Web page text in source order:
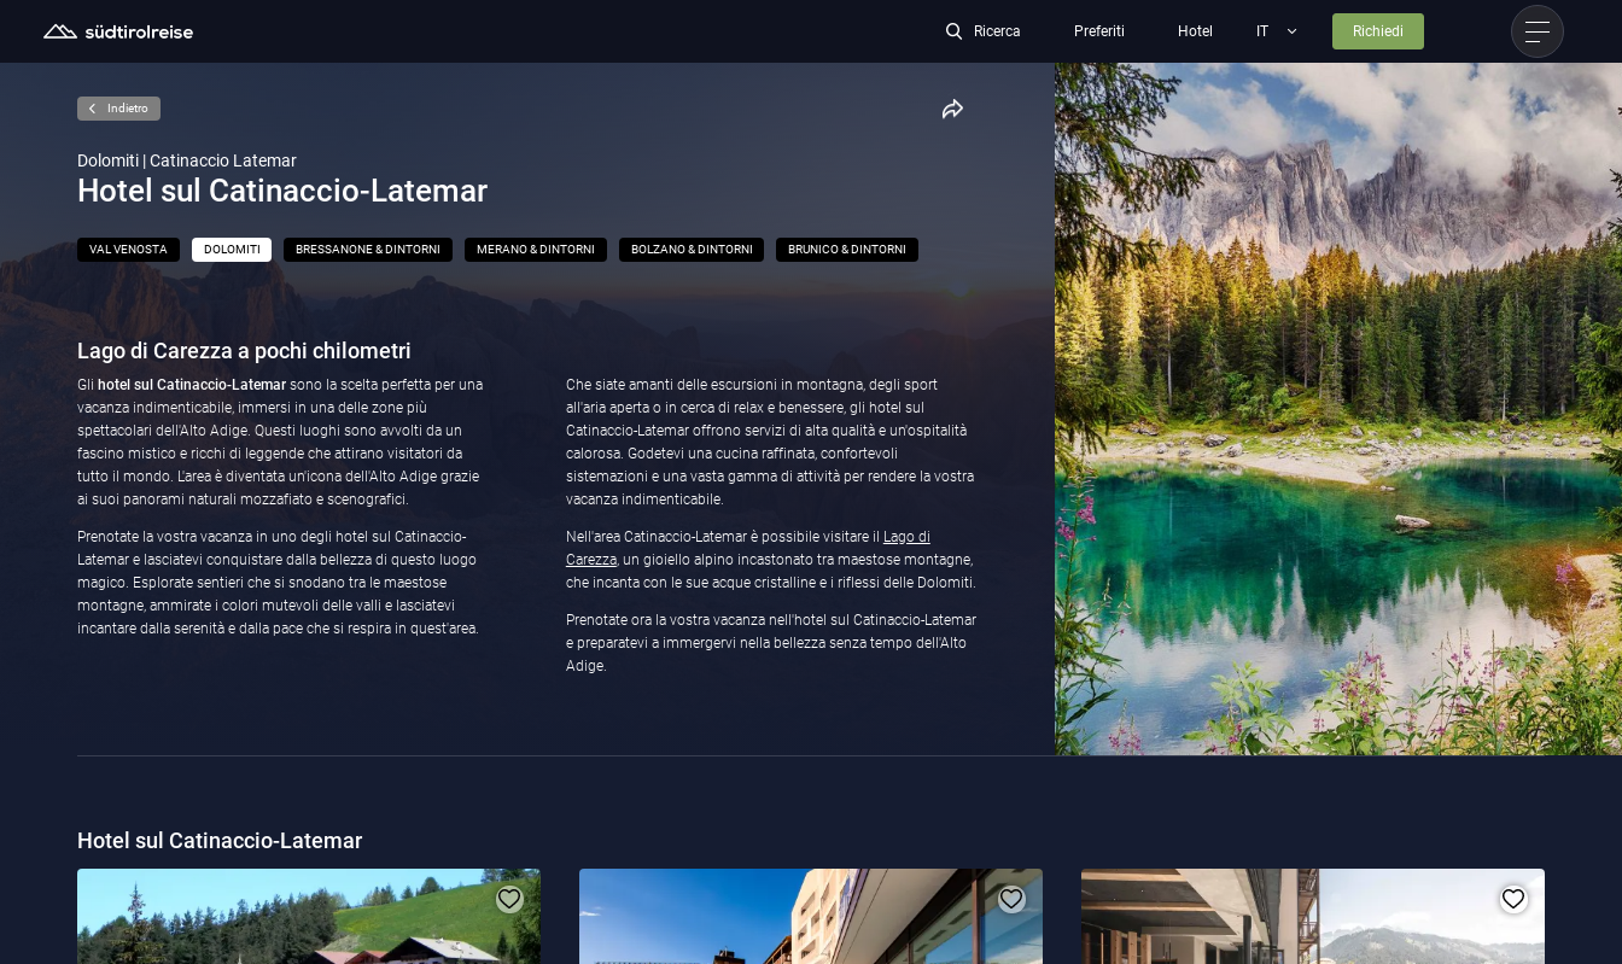
Ricerca Preferiti Hotel Richiedi
Indietro
Dolomiti | Catinaccio Latemar
Hotel sul Catinaccio-Latemar
VAL VENOSTA DOLOMITI BRESSANONE & DINTORNI MERANO & DINTORNI BOLZANO & DINTORNI BRUNICO & DINTORNI
Lago di Carezza a pochi chilometri
Gli hotel sul Catinaccio-Latemar sono la scelta perfetta per una
vacanza indimenticabile, immersi in una delle zone più
spettacolari dell'Alto Adige. Questi luoghi sono avvolti da un
fascino mistico e ricchi di leggende che attirano visitatori da
tutto il mondo. L'area è diventata un'icona dell'Alto Adige grazie
ai suoi panorami naturali mozzafiato e scenografici.
Prenotate la vostra vacanza in uno degli hotel sul Catinaccio-
Latemar e lasciatevi conquistare dalla bellezza di questo luogo
magico. Esplorate sentieri che si snodano tra le maestose
montagne, ammirate i colori mutevoli delle valli e lasciatevi
incantare dalla serenità e dalla pace che si respira in quest'area.
Che siate amanti delle escursioni in montagna, degli sport
all'aria aperta o in cerca di relax e benessere, gli hotel sul
Catinaccio-Latemar offrono servizi di alta qualità e un'ospitalità
calorosa. Godetevi una cucina raffinata, confortevoli
sistemazioni e una vasta gamma di attività per rendere la vostra
vacanza indimenticabile.
Nell'area Catinaccio-Latemar è possibile visitare il Lago di
Carezza, un gioiello alpino incastonato tra maestose montagne,
che incanta con le sue acque cristalline e i riflessi delle Dolomiti.
Prenotate ora la vostra vacanza nell'hotel sul Catinaccio-Latemar
e preparatevi a immergervi nella bellezza senza tempo dell'Alto
Adige.
Hotel sul Catinaccio-Latemar